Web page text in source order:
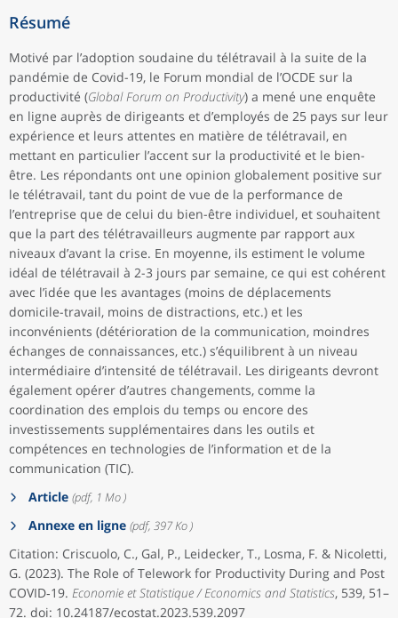
Résumé
Motivé par l’adoption soudaine du télétravail à la suite de la
pandémie de Covid-19, le Forum mondial de l’OCDE sur la
productivité (Global Forum on Productivity) a mené une enquête
en ligne auprès de dirigeants et d’employés de 25 pays sur leur
expérience et leurs attentes en matière de télétravail, en
mettant en particulier l’accent sur la productivité et le bien-
être. Les répondants ont une opinion globalement positive sur
le télétravail, tant du point de vue de la performance de
l’entreprise que de celui du bien-être individuel, et souhaitent
que la part des télétravailleurs augmente par rapport aux
niveaux d’avant la crise. En moyenne, ils estiment le volume
idéal de télétravail à 2-3 jours par semaine, ce qui est cohérent
avec l’idée que les avantages (moins de déplacements
domicile-travail, moins de distractions, etc.) et les
inconvénients (détérioration de la communication, moindres
échanges de connaissances, etc.) s’équilibrent à un niveau
intermédiaire d’intensité de télétravail. Les dirigeants devront
également opérer d’autres changements, comme la
coordination des emplois du temps ou encore des
investissements supplémentaires dans les outils et
compétences en technologies de l’information et de la
communication (TIC).
Article (pdf, 1 Mo )
Annexe en ligne (pdf, 397 Ko )
Citation: Criscuolo, C., Gal, P., Leidecker, T., Losma, F. & Nicoletti,
G. (2023). The Role of Telework for Productivity During and Post
COVID‑19. Economie et Statistique / Economics and Statistics, 539, 51–
72. doi: 10.24187/ecostat.2023.539.2097